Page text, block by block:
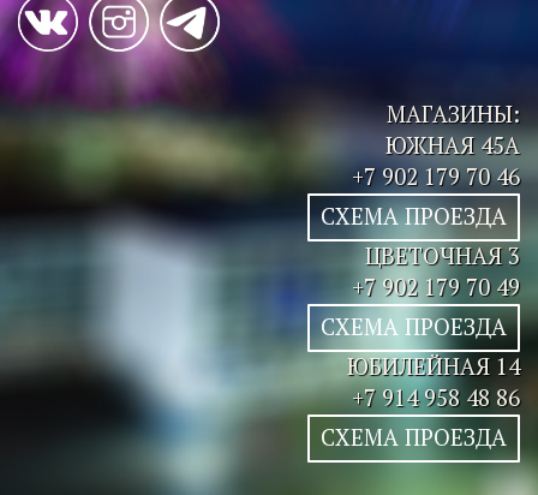
МАГАЗИНЫ:
ЮЖНАЯ 45А
+7 902 179 70 46
СХЕМА ПРОЕЗДА
ЦВЕТОЧНАЯ 3
+7 902 179 70 49
СХЕМА ПРОЕЗДА
ЮБИЛЕЙНАЯ 14
+7 914 958 48 86
СХЕМА ПРОЕЗДА